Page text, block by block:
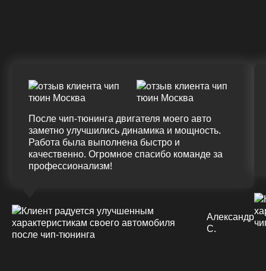
После чип-тюнинга двигателя моего авто
заметно улучшились динамика и мощность.
Работа была выполнена быстро и
качественно. Огромное спасибо команде за
профессионализм!
Александр
С.